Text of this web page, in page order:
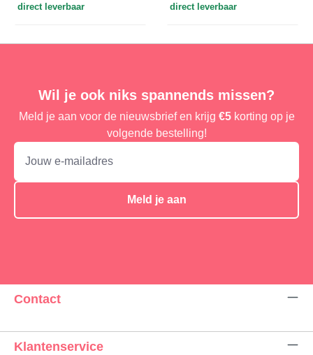
direct leverbaar direct leverbaar
Wil je ook niks spannends missen?
Meld je aan voor de nieuwsbrief en krijg €5korting op je
volgende bestelling!
Meld je aan
Contact
Klantenservice